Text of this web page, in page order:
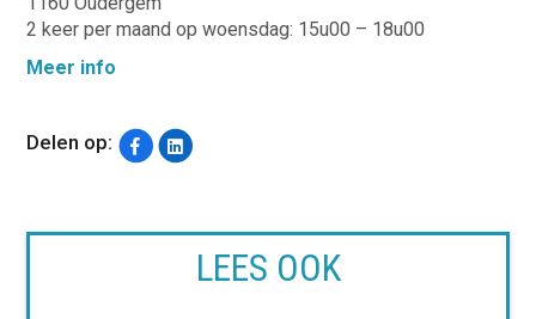
2 keer per maand op woensdag: 15u00 – 18u00
Meer info
Delen op:
LEES OOK